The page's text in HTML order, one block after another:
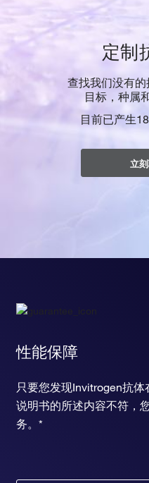
定制
查找我们没有
目标，种属
目前已产生
立
性能保障
只要您发现Invitrogen抗
说明书的所述内容不符，
务。*